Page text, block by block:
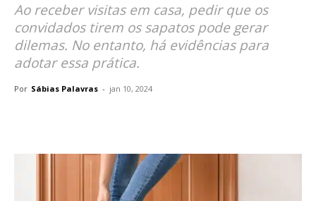
Ao receber visitas em casa, pedir que os
convidados tirem os sapatos pode gerar
dilemas. No entanto, há evidências para
adotar essa prática.
Por Sábias Palavras - jan 10, 2024